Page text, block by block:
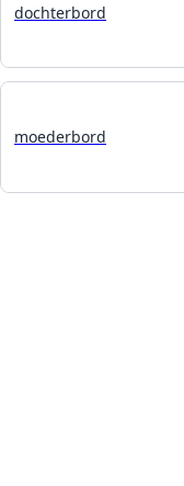
dochterbord
moederbord